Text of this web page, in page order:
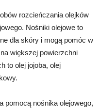
rozcieńczania olejków
Nośniki olejowe to
dla skóry i mogą pomóc w
większej powierzchni
to olej jojoba, olej
pomocą nośnika olejowego,